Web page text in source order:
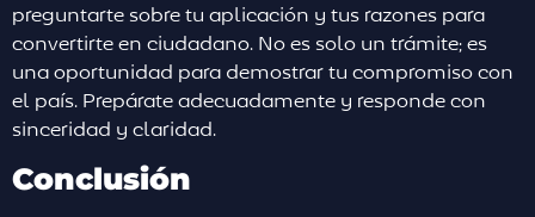
preguntarte sobre tu aplicación y tus razones para
convertirte en ciudadano. No es solo un trámite; es
una oportunidad para demostrar tu compromiso con
el país. Prepárate adecuadamente y responde con
sinceridad y claridad.
Conclusión